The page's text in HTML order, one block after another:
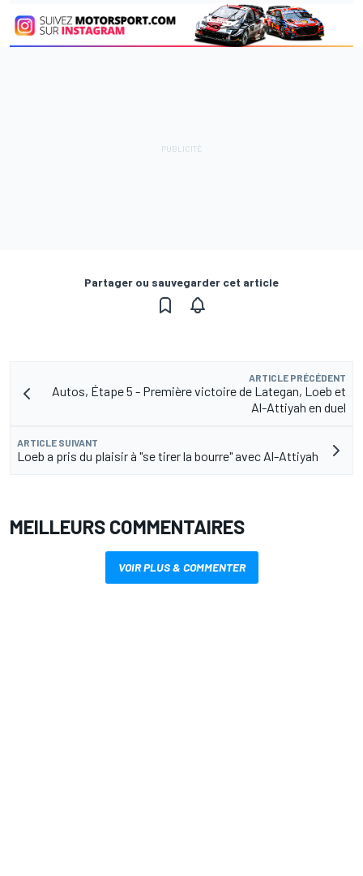
Partager ou sauvegarder cet article
ARTICLE PRÉCÉDENT
Autos, Étape 5 - Première victoire de Lategan, Loeb et
Al-Attiyah en duel
ARTICLE SUIVANT
Loeb a pris du plaisir à "se tirer la bourre" avec Al-Attiyah
MEILLEURS COMMENTAIRES
VOIR PLUS & COMMENTER